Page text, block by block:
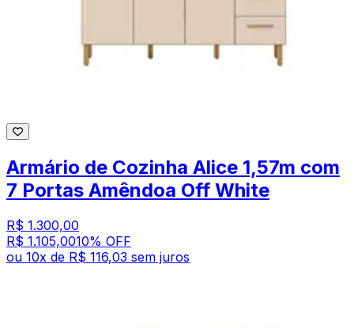
Armário de Cozinha Alice 1,57m com
7 Portas Amêndoa Off White
R$ 1.300,00
R$ 1.105,0010% OFF
ou 10x de R$ 116,03 sem juros